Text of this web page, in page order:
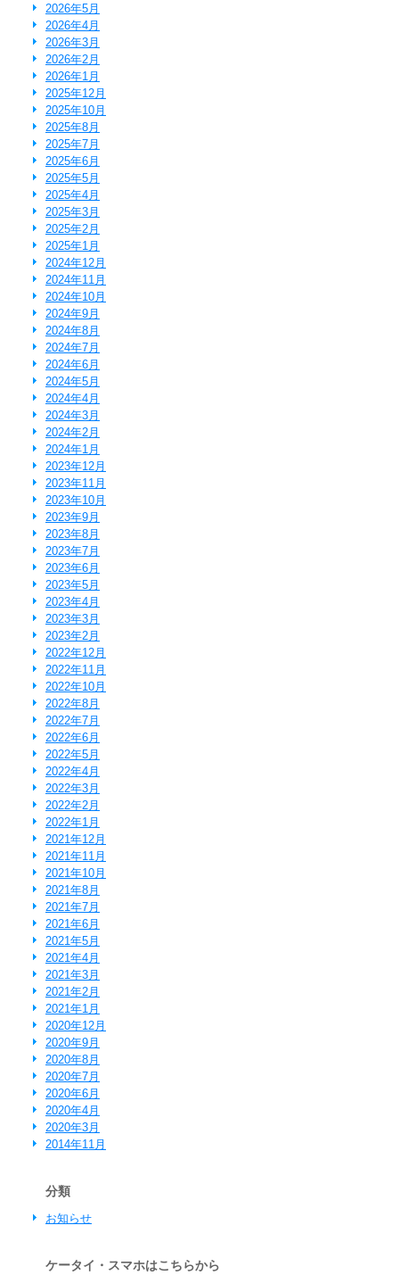
2026年5月
2026年4月
2026年3月
2026年2月
2026年1月
2025年12月
2025年10月
2025年8月
2025年7月
2025年6月
2025年5月
2025年4月
2025年3月
2025年2月
2025年1月
2024年12月
2024年11月
2024年10月
2024年9月
2024年8月
2024年7月
2024年6月
2024年5月
2024年4月
2024年3月
2024年2月
2024年1月
2023年12月
2023年11月
2023年10月
2023年9月
2023年8月
2023年7月
2023年6月
2023年5月
2023年4月
2023年3月
2023年2月
2022年12月
2022年11月
2022年10月
2022年8月
2022年7月
2022年6月
2022年5月
2022年4月
2022年3月
2022年2月
2022年1月
2021年12月
2021年11月
2021年10月
2021年8月
2021年7月
2021年6月
2021年5月
2021年4月
2021年3月
2021年2月
2021年1月
2020年12月
2020年9月
2020年8月
2020年7月
2020年6月
2020年4月
2020年3月
2014年11月
分類
お知らせ
ケータイ・スマホはこちらから